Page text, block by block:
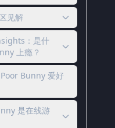
见解
：是什
上瘾？
Bunny 爱好
是在线游